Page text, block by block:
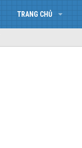
TRANG CHỦ